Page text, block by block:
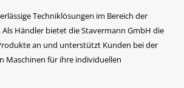
Techniklösungen im Bereich der
. Als Händler bietet die Stavermann GmbH die
an und unterstützt Kunden bei der
Maschinen für ihre individuellen